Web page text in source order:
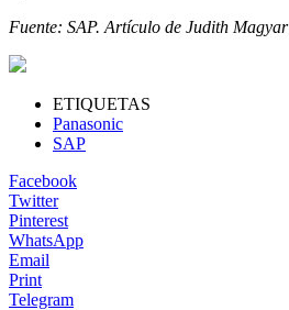
Fuente: SAP. Artículo de Judith Magyar
ETIQUETAS
Panasonic
SAP
Facebook
Twitter
Pinterest
WhatsApp
Email
Print
Telegram